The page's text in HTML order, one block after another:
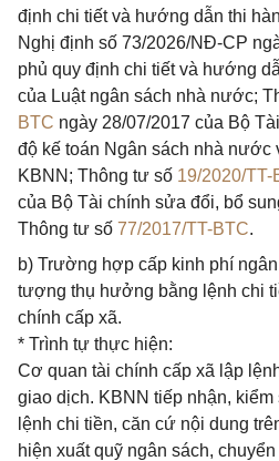
định chi tiết và hướng dẫn thi
Nghị định số 73/2026/NĐ-CP
phủ quy định chi tiết và hướng
của Luật ngân sách nhà nước;
BTC ngày 28/07/2017 của Bộ
độ kế toán Ngân sách nhà nước
KBNN; Thông tư số 19/2020/TT-
của Bộ Tài chính sửa đổi, bổ
Thông tư số 77/2017/TT-BTC.
b) Trường hợp cấp kinh phí
tượng thụ hưởng bằng lệnh chi
chính cấp xã.
* Trình tự thực hiện:
Cơ quan tài chính cấp xã lập
giao dịch. KBNN tiếp nhận,
lệnh chi tiền, căn cứ nội dung
hiện xuất quỹ ngân sách,